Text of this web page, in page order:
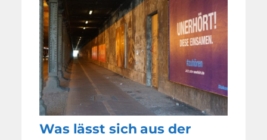
Was lässt sich aus der